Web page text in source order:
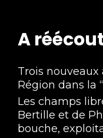
A
Trois nouveaux
Région dans la
Les champs
Bertille et de
bouche,